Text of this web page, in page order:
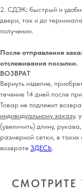
2. СДЭК: быстрый и
двери, так и до
получении.
После отправления
отслеживания посылки.
ВОЗВРАТ
Вернуть изделие,
течение 14 дней после
Товар не подлежит
индивидуальному заказу,
(увеличить) длину,
размерной сетки, в
возврате ЗДЕСЬ.
СМОТРИТЕ